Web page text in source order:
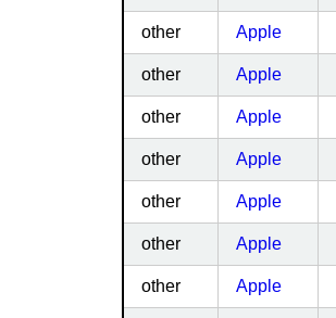
other Apple
other Apple
other Apple
other Apple
other Apple
other Apple
other Apple